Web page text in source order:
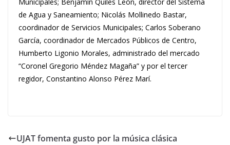
Municipales; Benjamín Quiles León, director del Sistema
de Agua y Saneamiento; Nicolás Mollinedo Bastar,
coordinador de Servicios Municipales; Carlos Soberano
García, coordinador de Mercados Públicos de Centro,
Humberto Ligonio Morales, administrado del mercado
“Coronel Gregorio Méndez Magaña” y por el tercer
regidor, Constantino Alonso Pérez Marí.
UJAT fomenta gusto por la música clásica